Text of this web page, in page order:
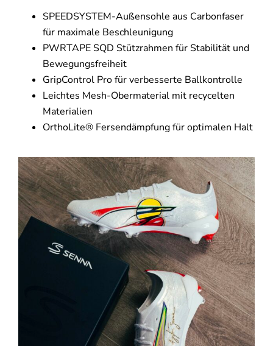
SPEEDSYSTEM-Außensohle aus Carbonfaser
für maximale Beschleunigung
PWRTAPE SQD Stützrahmen für Stabilität und
Bewegungsfreiheit
GripControl Pro für verbesserte Ballkontrolle
Leichtes Mesh-Obermaterial mit recycelten
Materialien
OrthoLite® Fersendämpfung für optimalen Halt